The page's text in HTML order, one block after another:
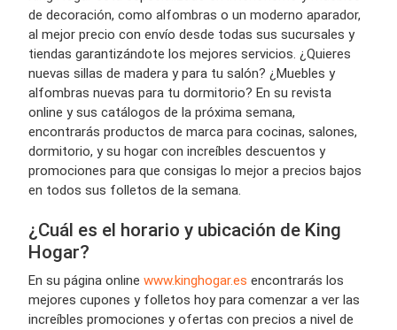
de decoración, como alfombras o un moderno aparador,
al mejor precio con envío desde todas sus sucursales y
tiendas garantizándote los mejores servicios. ¿Quieres
nuevas sillas de madera y para tu salón? ¿Muebles y
alfombras nuevas para tu dormitorio? En su revista
online y sus catálogos de la próxima semana,
encontrarás productos de marca para cocinas, salones,
dormitorio, y su hogar con increíbles descuentos y
promociones para que consigas lo mejor a precios bajos
en todos sus folletos de la semana.
¿Cuál es el horario y ubicación de King
Hogar?
En su página online www.kinghogar.es encontrarás los
mejores cupones y folletos hoy para comenzar a ver las
increíbles promociones y ofertas con precios a nivel de